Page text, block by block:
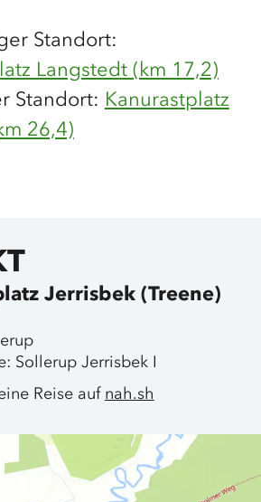
Standort:
Langstedt (km 17,2)
Standort: Kanurastplatz
26,4)
Jerrisbek (Treene)
Sollerup Jerrisbek I
Reise auf nah.sh